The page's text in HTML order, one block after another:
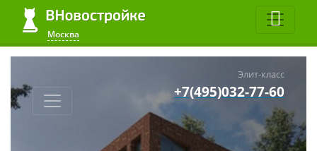
Москва
Элит-класс
+7(495)032-77-60